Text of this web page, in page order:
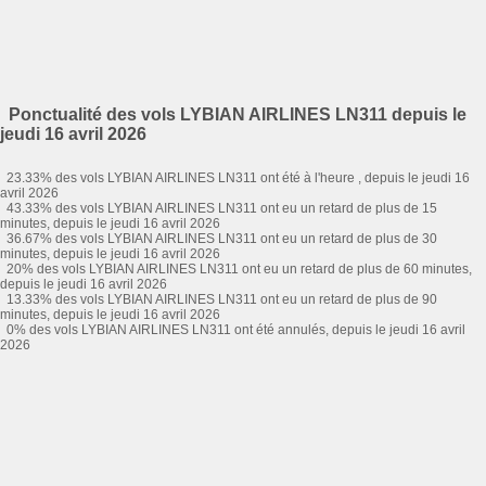
Ponctualité des vols LYBIAN AIRLINES LN311 depuis le
jeudi 16 avril 2026
23.33% des vols LYBIAN AIRLINES LN311 ont été à l'heure , depuis le jeudi 16
avril 2026
43.33% des vols LYBIAN AIRLINES LN311 ont eu un retard de plus de 15
minutes, depuis le jeudi 16 avril 2026
36.67% des vols LYBIAN AIRLINES LN311 ont eu un retard de plus de 30
minutes, depuis le jeudi 16 avril 2026
20% des vols LYBIAN AIRLINES LN311 ont eu un retard de plus de 60 minutes,
depuis le jeudi 16 avril 2026
13.33% des vols LYBIAN AIRLINES LN311 ont eu un retard de plus de 90
minutes, depuis le jeudi 16 avril 2026
0% des vols LYBIAN AIRLINES LN311 ont été annulés, depuis le jeudi 16 avril
2026